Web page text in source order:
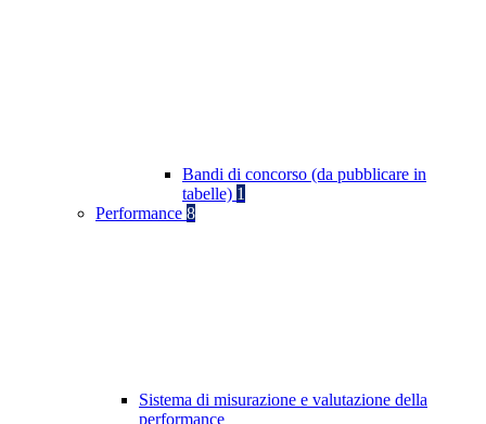
Bandi di concorso (da pubblicare in
tabelle) 1
Performance 8
Sistema di misurazione e valutazione della
performance